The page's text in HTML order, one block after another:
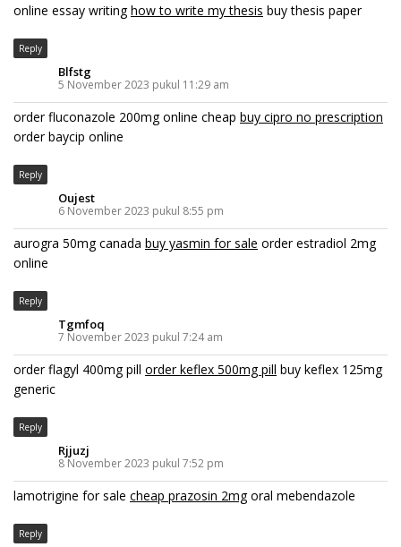
online essay writinghow to write my thesis buy thesis paper
Reply
Blfstg
5 November 2023 pukul 11:29 am
order fluconazole 200mg online cheap buy cipro no prescription
order baycip online
Reply
Oujest
6 November 2023 pukul 8:55 pm
aurogra 50mg canada buy yasmin for sale order estradiol 2mg
online
Reply
Tgmfoq
7 November 2023 pukul 7:24 am
order flagyl 400mg pill order keflex 500mg pill buy keflex 125mg
generic
Reply
Rjjuzj
8 November 2023 pukul 7:52 pm
lamotrigine for sale cheap prazosin 2mgoral mebendazole
Reply